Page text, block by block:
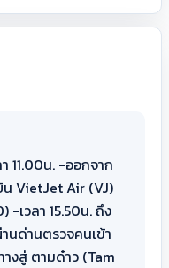
11.00น. -ออกจาก
VietJet Air (VJ)
-เวลา 15.50น. ถึง
นด่านตรวจคนเข้า
งสู่ ตามด๋าว (Tam